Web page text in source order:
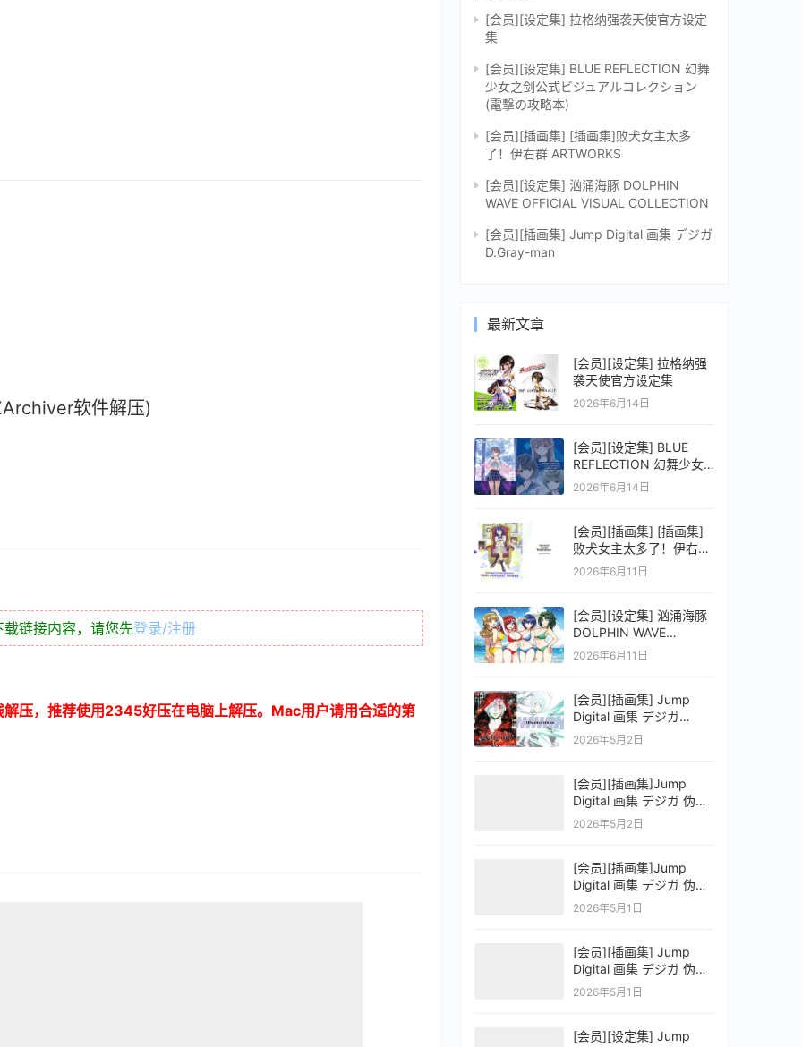
软件解压)
链接内容，请您先登录/注册
压，推荐使用 2345好压在电脑上解压。 Mac用户请用合适的第
[会员][设定集] 拉格纳强袭天使官方设定
集
[会员][设定集] BLUE REFLECTION 幻舞
少女之剑公式ビジュアルコレクション
(電撃の攻略本)
[会员][插画集] [插画集]败犬女主太多
了！伊右群 ARTWORKS
[会员][设定集] 汹涌海豚 DOLPHIN
WAVE OFFICIAL VISUAL COLLECTION
[会员][插画集] Jump Digital 画集 デジガ
D.Gray-man
最新文章
[会员][设定集] 拉格纳强
袭天使官方设定集
2026年6月14日
[会员][设定集] BLUE
REFLECTION 幻舞少女
之剑公式ビジュアルコレ
2026年6月14日
[会员][插画集] [插画集]
败犬女主太多了！伊右群
ARTWORKS
2026年6月11日
[会员][设定集] 汹涌海豚
DOLPHIN WAVE
OFFICIAL VISUAL
2026年6月11日
[会员][插画集] Jump
Digital 画集 デジガ
D.Gray-man
2026年5月2日
[会员][插画集]Jump
Digital 画集 デジガ 伪恋
ニセコイ 3
2026年5月2日
[会员][插画集]Jump
Digital 画集 デジガ 伪恋
ニセコイ 2
2026年5月1日
[会员][插画集] Jump
Digital 画集 デジガ 伪恋
ニセコイ 1
2026年5月1日
[会员][设定集] Jump